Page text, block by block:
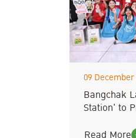
09 December
Bangchak
Station' to